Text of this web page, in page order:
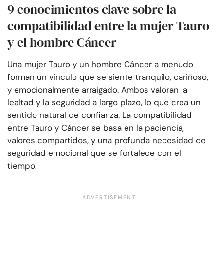
9 conocimientos clave sobre la
compatibilidad entre la mujer Tauro
y el hombre Cáncer
Una mujer Tauro y un hombre Cáncer a menudo
forman un vínculo que se siente tranquilo, cariñoso,
y emocionalmente arraigado. Ambos valoran la
lealtad y la seguridad a largo plazo, lo que crea un
sentido natural de confianza. La compatibilidad
entre Tauro y Cáncer se basa en la paciencia,
valores compartidos, y una profunda necesidad de
seguridad emocional que se fortalece con el
tiempo.